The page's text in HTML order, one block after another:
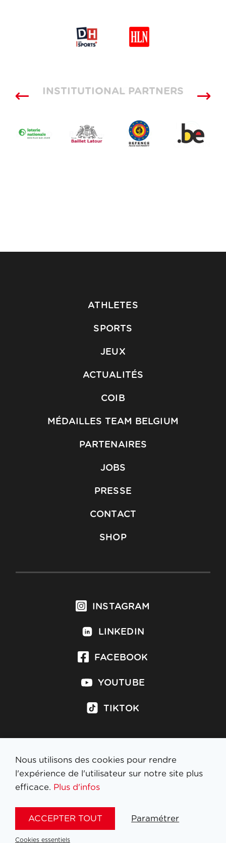
INSTITUTIONAL PARTNERS
ATHLETES
SPORTS
JEUX
ACTUALITÉS
COIB
MÉDAILLES TEAM BELGIUM
PARTENAIRES
JOBS
PRESSE
CONTACT
SHOP
INSTAGRAM
LINKEDIN
FACEBOOK
YOUTUBE
TIKTOK
S'inscrire à la newsletter
Nous utilisons des cookies pour rendre
l'expérience de l'utilisateur sur notre site plus
efficace. Plus d'infos
ACCEPTER TOUT Paramétrer
Cookies essentiels